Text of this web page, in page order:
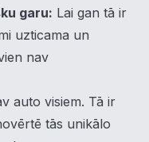
garu: Lai gan tā ir
uzticama un
nav
auto visiem. Tā ir
tās unikālo
Zemāk katras
informāciju par